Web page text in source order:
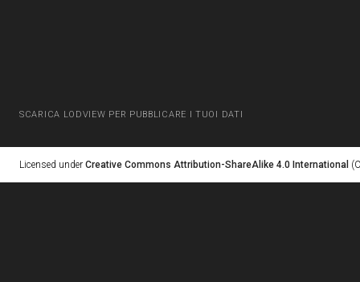
SCARICA LODVIEW PER PUBBLICARE I TUOI DATI
Licensed under Creative Commons Attribution-ShareAlike 4.0 International